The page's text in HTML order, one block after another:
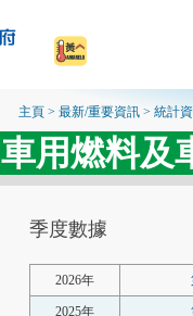
主頁 >最新/重要資訊 >統計
車用燃料及
季度數據
2026年
2025年